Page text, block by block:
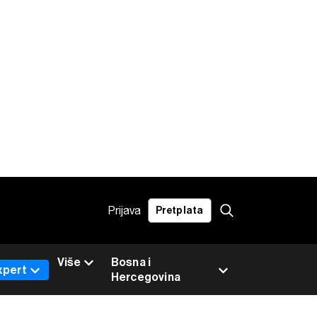
Prijava Pretplata
Bosna i
Hercegovina
Više